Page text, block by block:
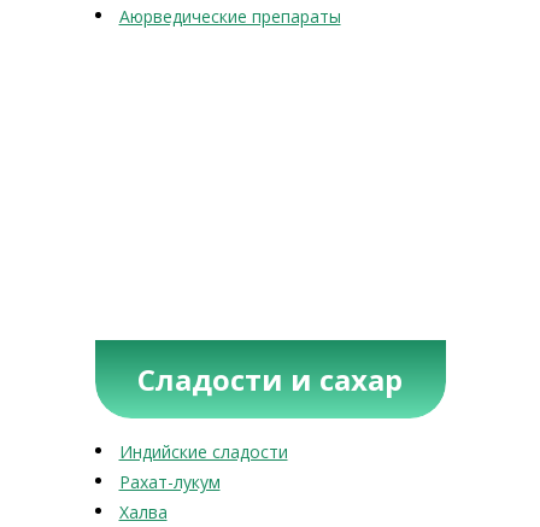
Аюрведические препараты
Сладости и сахар
Индийские сладости
Рахат-лукум
Халва